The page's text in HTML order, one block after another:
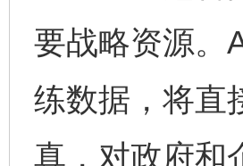
要战略资源。
练数据，将直
真，对政府和